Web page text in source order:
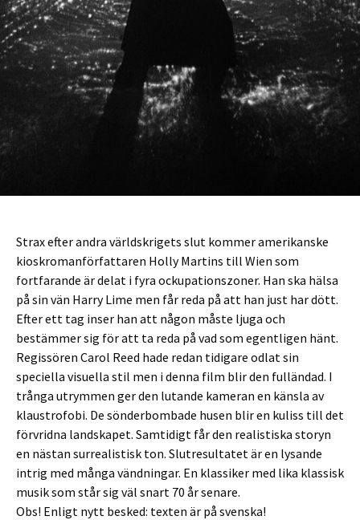
Strax efter andra världskrigets slut kommer amerikanske
kioskromanförfattaren Holly Martins till Wien som
fortfarande är delat i fyra ockupationszoner. Han ska hälsa
på sin vän Harry Lime men får reda på att han just har dött.
Efter ett tag inser han att någon måste ljuga och
bestämmer sig för att ta reda på vad som egentligen hänt.
Regissören Carol Reed hade redan tidigare odlat sin
speciella visuella stil men i denna film blir den fulländad. I
trånga utrymmen ger den lutande kameran en känsla av
klaustrofobi. De sönderbombade husen blir en kuliss till det
förvridna landskapet. Samtidigt får den realistiska storyn
en nästan surrealistisk ton. Slutresultatet är en lysande
intrig med många vändningar. En klassiker med lika klassisk
musik som står sig väl snart 70 år senare.
Obs! Enligt nytt besked: texten är på svenska!